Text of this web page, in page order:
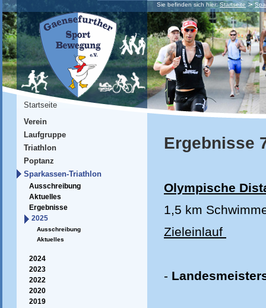
Sie befinden sich hier:Startseite
Startseite
Verein
Laufgruppe
Triathlon
Poptanz
Sparkassen-Triathlon
Ausschreibung
Aktuelles
Ergebnisse
2025
Ausschreibung
Aktuelles
2024
2023
2022
2020
2019
Ergebnisse
Olympische
1,5 km
Zieleinlauf
-